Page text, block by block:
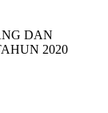
DAN
2020